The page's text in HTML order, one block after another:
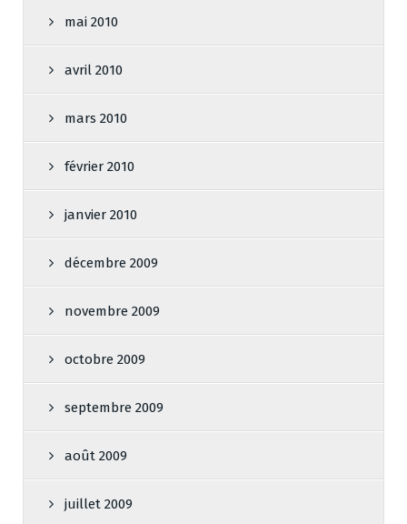
mai 2010
avril 2010
mars 2010
février 2010
janvier 2010
décembre 2009
novembre 2009
octobre 2009
septembre 2009
août 2009
juillet 2009